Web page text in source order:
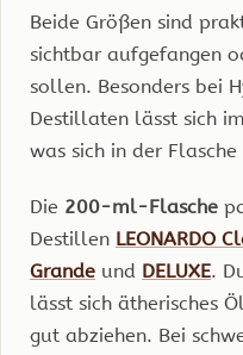
Beide Größen sind
sichtbar aufgefangen
sollen. Besonders bei
Destillaten lässt sich
was sich in der
Die 200-ml-Flasche
Destillen LEONARDO
Grande und DELUXE.
lässt sich ätherisches
gut abziehen. Bei